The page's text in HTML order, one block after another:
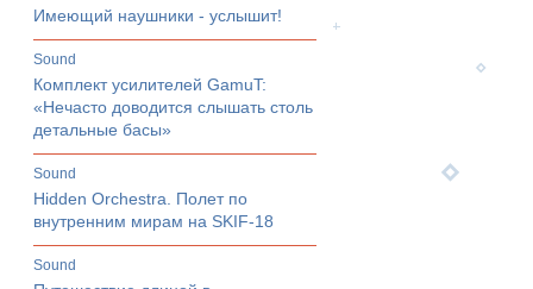
Имеющий наушники - услышит!
sound
Комплект усилителей GamuT:
«Нечасто доводится слышать столь
детальные басы»
sound
Hidden Orchestra. Полет по
внутренним мирам на SKIF-18
sound